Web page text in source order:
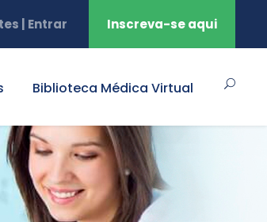
| Entrar Inscreva-se aqui
Biblioteca Médica Virtual